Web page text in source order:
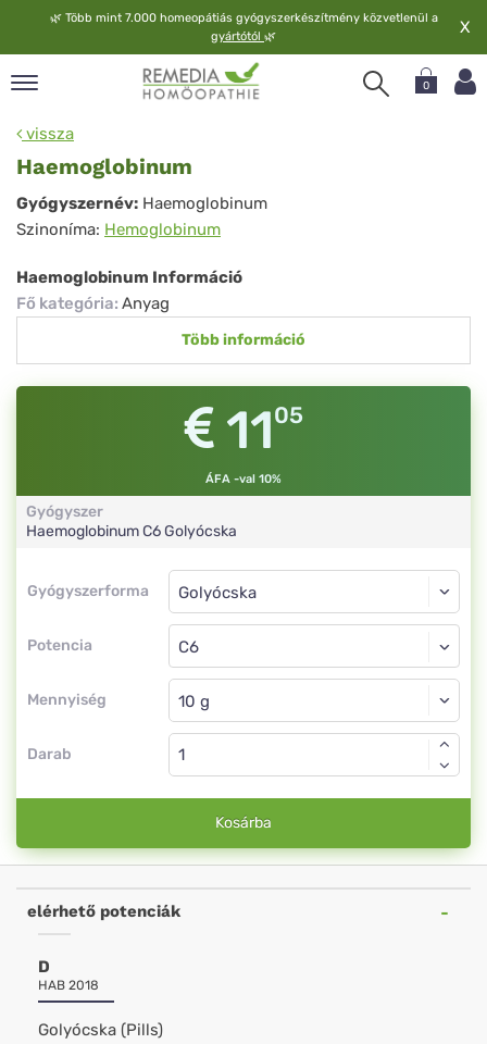
🌿 Több mint 7.000 homeopátiás gyógyszerkészítmény közvetlenül a
gyártótól 🌿 X
0
vissza
Haemoglobinum
Haemoglobinum
Gyógyszernév: Haemoglobinum
Szinoníma: Hemoglobinum
Haemoglobinum Információ
Fő kategória: Anyag
Több információ
1105
ÁFA -val 10%
Gyógyszer
HaemoglobinumC6Golyócska
Gyógyszerforma
Gyógyszerforma
Potencia
Golyócska
C6
Mennyiség
Golyócska
Darab
Kosárba
elérhető potenciák
D
HAB 2018
Golyócska (Pills)